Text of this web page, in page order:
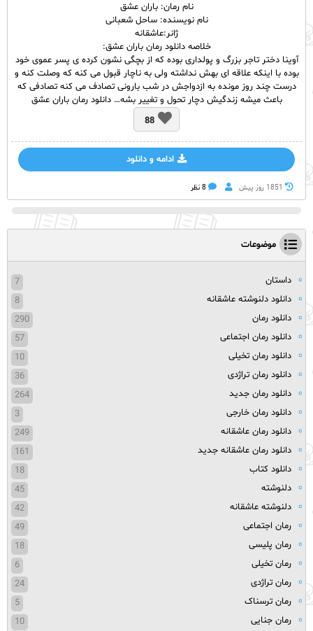
نام رمان: باران عشق
نام نویسنده: ساحل شعبانی
ژانر:عاشقانه
خلاصه دانلود رمان باران عشق:
آوینا دختر تاجر بزرگ و پولداری بوده که از بچگی نشون کرده ی پسر عموی خود
بوده با اینکه علاقه ای بهش نداشته ولی به ناچار قبول می کنه که وصلت کنه و
درست چند روز مونده به ازدواجش در شب بارونی تصادف می کنه تصادفی که
باعث میشه زندگیش دچار تحول و تغییر بشه… دانلود رمان باران عشق
88
ادامه و دانلود
1851 روز پيش 8 نظر
موضوعات
داستان
7
دانلود دلنوشته عاشقانه
8
دانلود رمان
290
دانلود رمان اجتماعی
57
دانلود رمان تخیلی
10
دانلود رمان تراژدی
36
دانلود رمان جدید
264
دانلود رمان خارجی
3
دانلود رمان عاشقانه
249
دانلود رمان عاشقانه جدید
161
دانلود کتاب
18
دلنوشته
45
دلنوشته عاشقانه
42
رمان اجتماعی
49
رمان پلیسی
18
رمان تخیلی
6
رمان تراژدی
24
رمان ترسناک
5
رمان جنایی
10